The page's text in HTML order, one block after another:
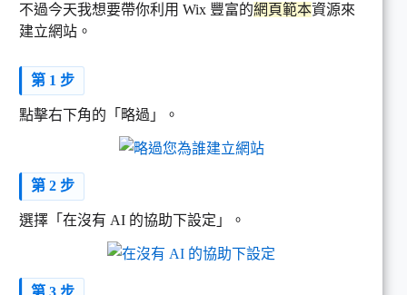
不過今天我想要帶你利用 Wix 豐富的網頁範本資源來
建立網站。
第 1 步
點擊右下角的「略過」。
第 2 步
選擇「在沒有 AI 的協助下設定」。
第 3 步